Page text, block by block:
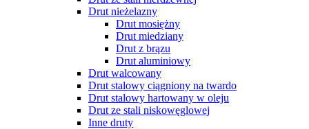
Drut nieżelazny
Drut mosiężny
Drut miedziany
Drut z brązu
Drut aluminiowy
Drut walcowany
Drut stalowy ciągniony na twardo
Drut stalowy hartowany w oleju
Drut ze stali niskowęglowej
Inne druty